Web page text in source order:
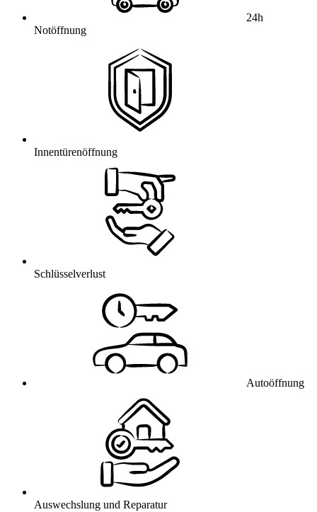
24h
Notöffnung
Innentürenöffnung
Schlüsselverlust
Autoöffnung
Auswechslung und Reparatur